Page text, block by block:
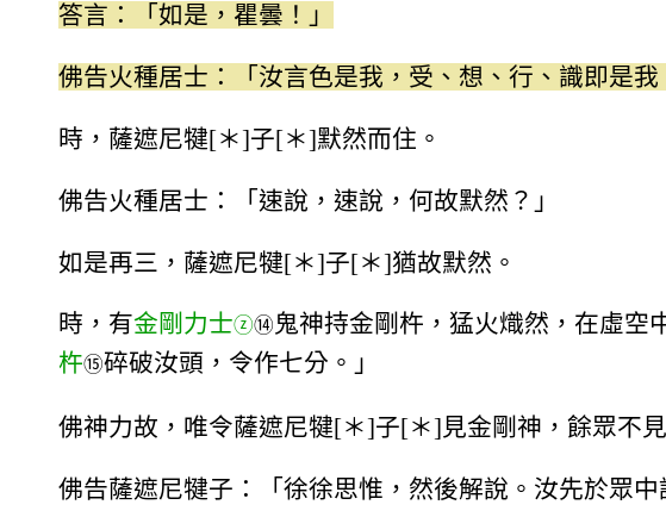
答言：「如是，瞿曇！」
佛告火種居士：「汝言色是我，受、想、行、識即是
時，薩遮尼犍[＊]子[＊]默然而住。
佛告火種居士：「速說，速說，何故默然？」
如是再三，薩遮尼犍[＊]子[＊]猶故默然。
時，有金剛力士ⓩ⑭ 鬼神持金剛杵，猛火熾然，在虛
杵⑮碎破汝頭，令作七分。」
佛神力故，唯令薩遮尼犍[＊]子[＊]見金剛神，餘眾不
佛告薩遮尼犍子：「徐徐思惟，然後解說。汝先於眾